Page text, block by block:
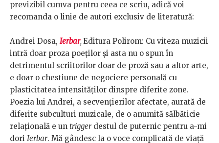
previzibil cumva pentru ceea ce scriu, adică voi
recomanda o linie de autori exclusiv de literatură:
Andrei Dosa, Ierbar,Editura Polirom: Cu viteza muzicii
intră doar proza poeților și asta nu o spun în
detrimentul scriitorilor doar de proză sau a altor arte,
e doar o chestiune de negociere personală cu
plasticitatea intensităților dinspre diferite zone.
Poezia lui Andrei, a secvențierilor afectate, aurată de
diferite subculturi muzicale, de o anumită sălbăticie
relațională e un triggerdestul de puternic pentru a-mi
dori Ierbar. Mă gândesc la o voce complicată de viață